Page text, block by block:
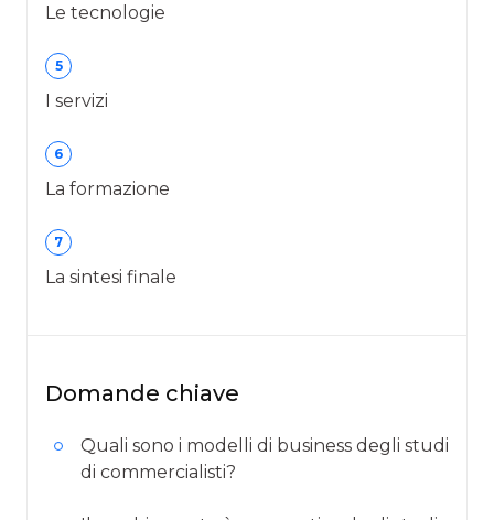
Le tecnologie
5
I servizi
6
La formazione
7
La sintesi finale
Domande chiave
Quali sono i modelli di business degli studi
di commercialisti?